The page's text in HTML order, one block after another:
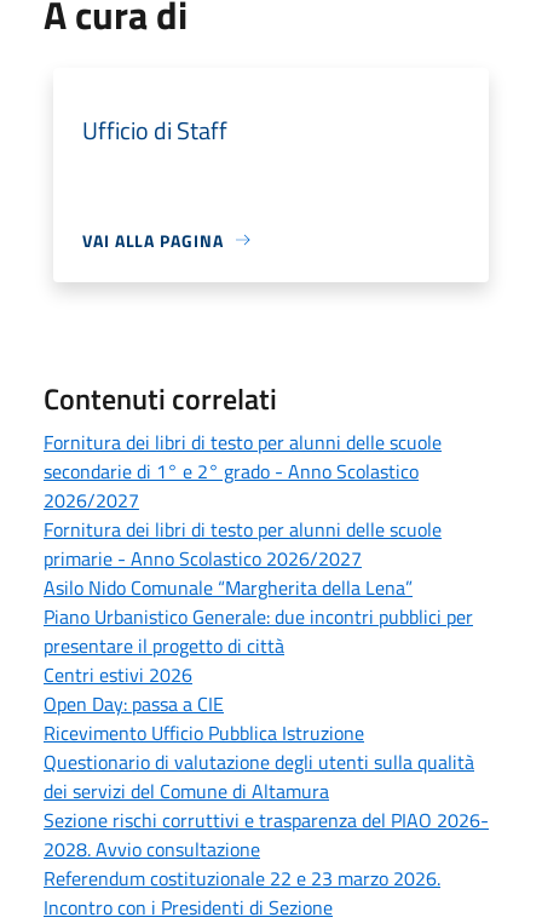
A cura di
Ufficio di Staff
VAI ALLA PAGINA
Contenuti correlati
Fornitura dei libri di testo per alunni delle scuole
secondarie di 1° e 2° grado - Anno Scolastico
2026/2027
Fornitura dei libri di testo per alunni delle scuole
primarie - Anno Scolastico 2026/2027
Asilo Nido Comunale “Margherita della Lena”
Piano Urbanistico Generale: due incontri pubblici per
presentare il progetto di città
Centri estivi 2026
Open Day: passa a CIE
Ricevimento Ufficio Pubblica Istruzione
Questionario di valutazione degli utenti sulla qualità
dei servizi del Comune di Altamura
Sezione rischi corruttivi e trasparenza del PIAO 2026-
2028. Avvio consultazione
Referendum costituzionale 22 e 23 marzo 2026.
Incontro con i Presidenti di Sezione